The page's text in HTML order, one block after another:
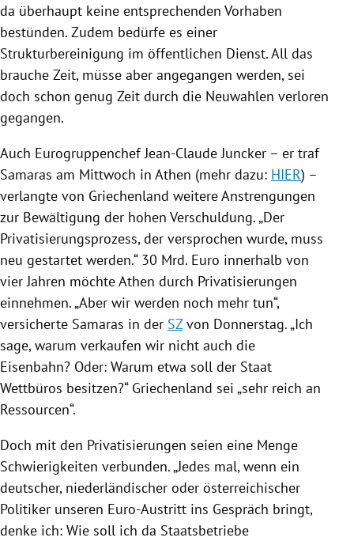
da überhaupt keine entsprechenden Vorhaben
bestünden. Zudem bedürfe es einer
Strukturbereinigung im öffentlichen Dienst. All das
brauche Zeit, müsse aber angegangen werden, sei
doch schon genug Zeit durch die Neuwahlen verloren
gegangen.
Auch EurogruppenchefJean-Claude Juncker – er traf
Samaras am Mittwoch in Athen (mehr dazu: HIER) –
verlangte von Griechenland weitere Anstrengungen
zur Bewältigung der hohen Verschuldung. „Der
Privatisierungsprozess, der versprochen wurde, muss
neu gestartet werden.“ 30 Mrd. Euro innerhalb von
vier Jahren möchteAthen durch Privatisierungen
einnehmen. „Aber wir werden noch mehr tun“,
versicherte Samaras in der SZvon Donnerstag. „Ich
sage, warum verkaufen wir nicht auch die
Eisenbahn? Oder: Warum etwa soll der Staat
Wettbüros besitzen?“ Griechenland sei „sehr reich an
Ressourcen“.
Doch mit den Privatisierungen seien eine Menge
Schwierigkeiten verbunden. „Jedes mal, wenn ein
deutscher, niederländischer oder österreichischer
Politiker unseren Euro-Austritt ins Gespräch bringt,
denke ich: Wie soll ich da Staatsbetriebe